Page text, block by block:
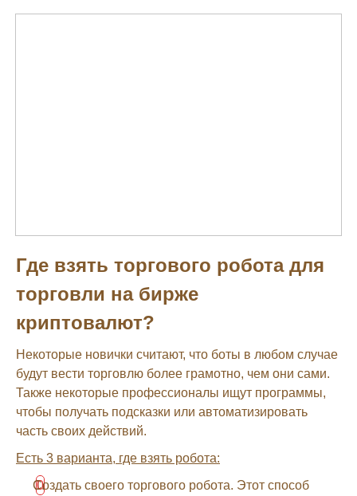
Где взять торгового робота для
торговли на бирже
криптовалют?
Некоторые новички считают, что боты в любом случае
будут вести торговлю более грамотно, чем они сами.
Также некоторые профессионалы ищут программы,
чтобы получать подсказки или автоматизировать
часть своих действий.
Есть 3 варианта, где взять робота:
Создать своего торгового робота. Этот способ